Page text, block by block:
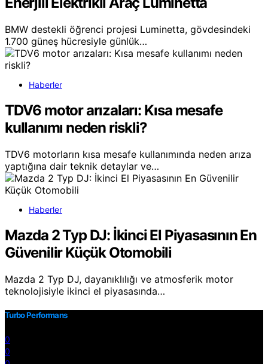
BMW destekli öğrenci projesi Luminetta, gövdesindeki
1.700 güneş hücresiyle günlük…
Haberler
TDV6 motor arızaları: Kısa mesafe
kullanımı neden riskli?
TDV6 motorların kısa mesafe kullanımında neden arıza
yaptığına dair teknik detaylar ve…
Haberler
Mazda 2 Typ DJ: İkinci El Piyasasının En
Güvenilir Küçük Otomobili
Mazda 2 Typ DJ, dayanıklılığı ve atmosferik motor
teknolojisiyle ikinci el piyasasında…
Turbo Performans
0
0